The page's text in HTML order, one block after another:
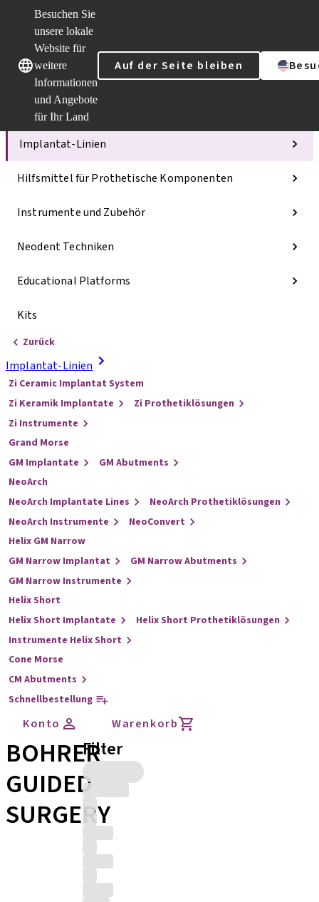
Besuchen Sie
unsere lokale
Website für
weitere
Informationen
und Angebote
für Ihr Land
Auf der Seite bleiben
Unsere MarkenUnsere Marken
Kategorien
Implantat-Linien
Hilfsmittel für Prothetische Komponenten
Instrumente und Zubehör
Neodent Techniken
Educational Platforms
Kits
Zurück
Implantat-Linien
Zi Ceramic Implantat System
Zi Keramik Implantate
Zi Prothetiklösungen
Zi Instrumente
Grand Morse
GM Implantate
GM Abutments
NeoArch
NeoArch Implantate Lines
NeoArch Prothetiklösungen
NeoArch Instrumente
NeoConvert
Helix GM Narrow
GM Narrow Implantat
GM Narrow Abutments
GM Narrow Instrumente
Helix Short
Helix Short Implantate
Helix Short Prothetiklösungen
Instrumente Helix Short
Cone Morse
CM Abutments
Schnellbestellung
Konto Warenkorb
BOHRER
GUIDED
SURGERY
Filter